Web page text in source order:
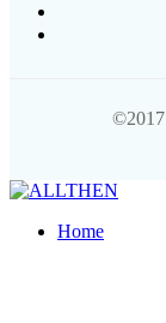
©2017
Home